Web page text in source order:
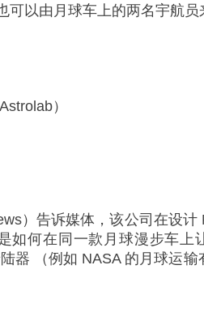
以由月球车上的两名宇航员
）
）告诉媒体，该公司在设计
如何在同一款月球漫步车上
器 （例如 NASA 的月球运输